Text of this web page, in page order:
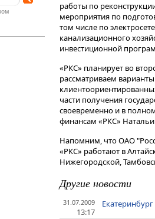
работы по
мероприятия по
том числе по
канализационного
инвестиционной
«РКС» планирует во
рассматриваем
части получения
своевременно и в
финансам «РКС»
Напомним, что ОАО
«РКС» работают в
Нижегородской,
Другие новости
31.07.2009
13:17